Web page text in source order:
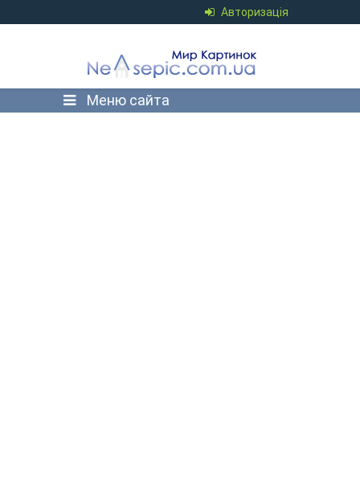
Авторизація
Меню сайта